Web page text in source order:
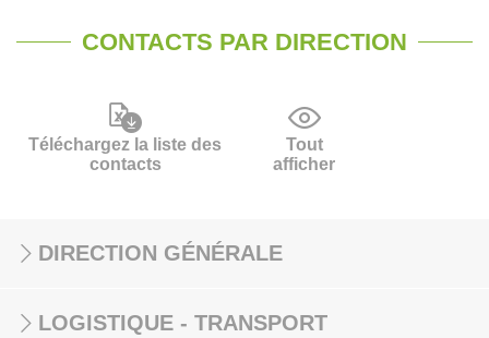
CONTACTS PAR DIRECTION
Téléchargez la liste des
contacts
Tout
afficher
DIRECTION GÉNÉRALE
LOGISTIQUE - TRANSPORT